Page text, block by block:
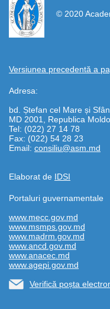
© 2020
Versiunea precedentă a
Adresa:
bd. Ștefan cel Mare și
MD 2001, Republica
Tel: (022) 27 14 78
Fax: (022) 54 28 23
Email: consiliu@asm.md
Elaborat de IDSI
Portaluri guvernamentale
www.mecc.gov.md
www.msmps.gov.md
www.madrm.gov.md
www.ancd.gov.md
www.anacec.md
www.agepi.gov.md
Verifică poșta